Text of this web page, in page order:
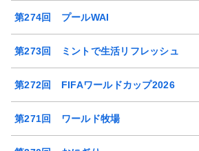
第274回 プールWAI
第273回 ミントで生活リフレッシュ
第272回 FIFAワールドカップ2026
第271回 ワールド牧場